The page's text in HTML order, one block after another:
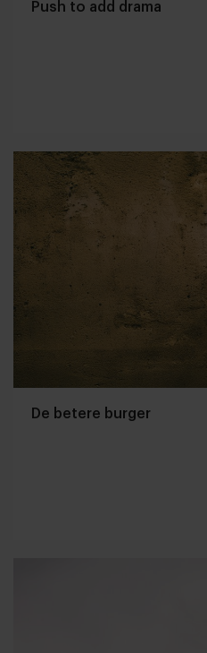
Push to add drama
De betere burger